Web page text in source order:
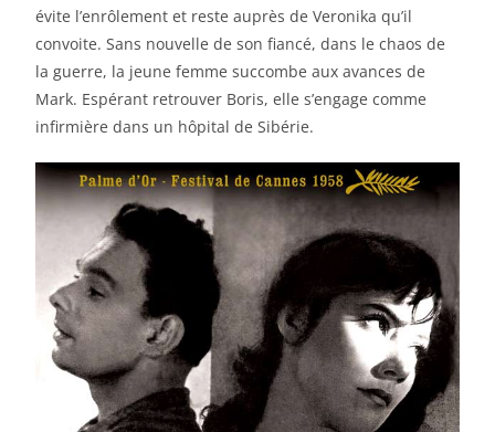
évite l’enrôlement et reste auprès de Veronika qu’il
convoite. Sans nouvelle de son fiancé, dans le chaos de
la guerre, la jeune femme succombe aux avances de
Mark. Espérant retrouver Boris, elle s’engage comme
infirmière dans un hôpital de Sibérie.